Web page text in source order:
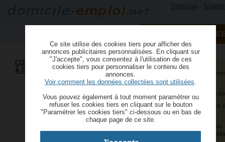
Ce site utilise des cookies tiers pour afficher des
annonces publicitaires personnalisées. En cliquant sur
"J'accepte", vous consentez à l'utilisation de ces
cookies tiers pour personnaliser le contenu des
annonces.
Voir comment les données collectées sont utilisées.
Vous pouvez également à tout moment paramétrer ou
refuser les cookies tiers en cliquant sur le bouton
"Paramétrer les cookies tiers" ci-dessous ou en bas de
chaque page de ce site.
S'inscrire -
PUBLIER UNE
Aide à domicile et
services à la
Aide ménagère et
repassage à domicile
Animatrice webcam
domicile
Assistants de saisie
comptable
COMPLÉMENT D'ACTIVITÉ RÉMUNÉRÉ
À DOMICILE